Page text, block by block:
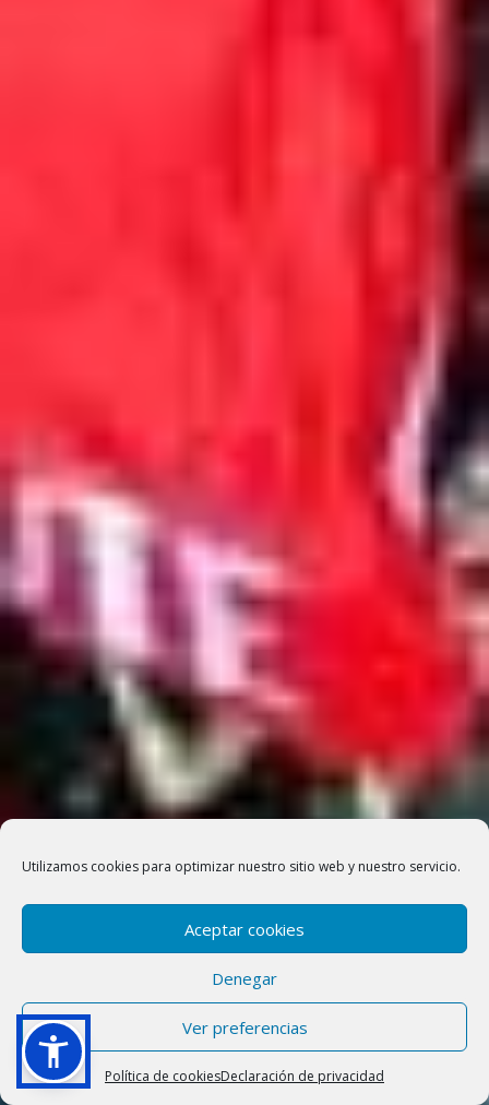
Utilizamos cookies para optimizar nuestro sitio web y nuestro servicio.
Aceptar cookies
Denegar
Ver preferencias
Política de cookiesDeclaración de privacidad